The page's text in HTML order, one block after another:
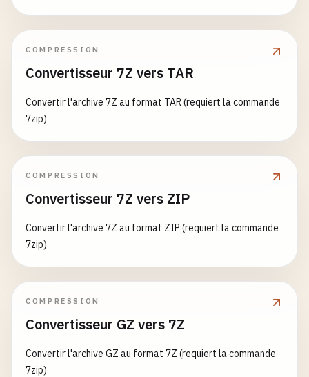
COMPRESSION
Convertisseur 7Z vers TAR
Convertir l'archive 7Z au format TAR (requiert la commande
7zip)
COMPRESSION
Convertisseur 7Z vers ZIP
Convertir l'archive 7Z au format ZIP (requiert la commande
7zip)
COMPRESSION
Convertisseur GZ vers 7Z
Convertir l'archive GZ au format 7Z (requiert la commande
7zip)